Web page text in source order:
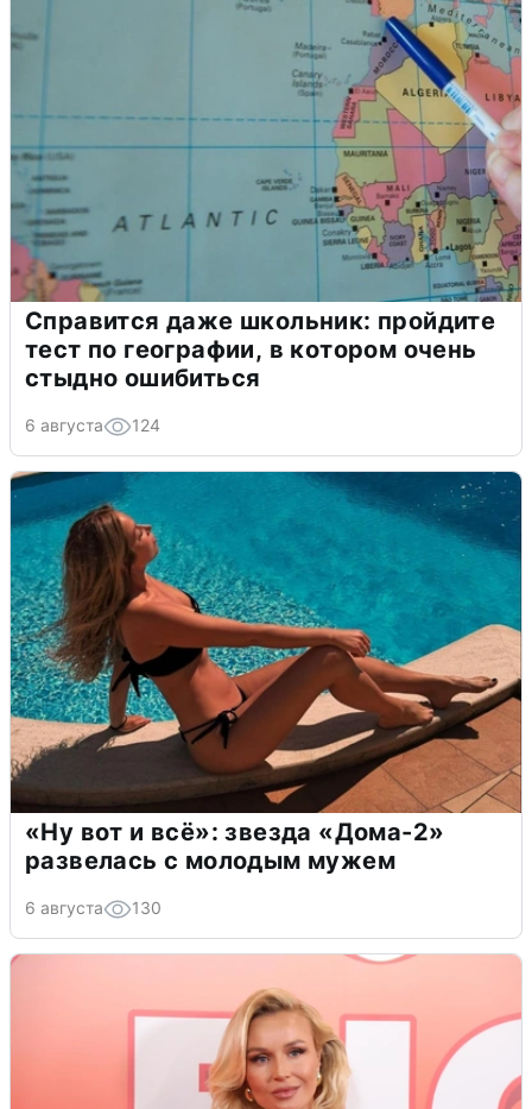
Справится даже школьник: пройдите
тест по географии, в котором очень
стыдно ошибиться
6 августа 124
«Ну вот и всё»: звезда «Дома-2»
развелась с молодым мужем
6 августа 130